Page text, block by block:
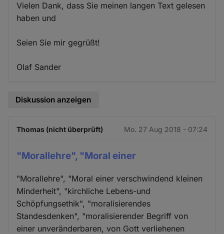
Vielen Dank, dass Sie meinen langen Text gelesen
haben und
Seien Sie mir gegrüßt!
Olaf Sander
Diskussion anzeigen
Thomas (nicht überprüft) Mo. 27 Aug 2018 - 07:24
"Morallehre", "Moral einer
"Morallehre", "Moral einer verschwindend kleinen
Minderheit", "kirchliche Lebens-und
Schöpfungsethik", "moralisierendes
Standesdenken", "moralisierender Begriff von
einer unveränderbaren, von Gott verliehenen